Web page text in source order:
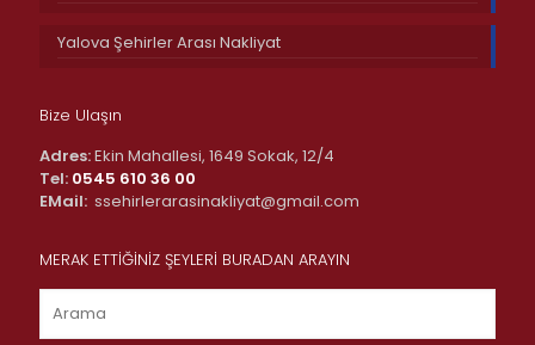
Yalova Şehirler Arası Nakliyat
Bize Ulaşın
Adres:Ekin Mahallesi, 1649 Sokak, 12/4
Tel: 0545 610 36 00
EMail: ssehirlerarasinakliyat@gmail.com
MERAK ETTİĞİNİZ ŞEYLERİ BURADAN ARAYIN